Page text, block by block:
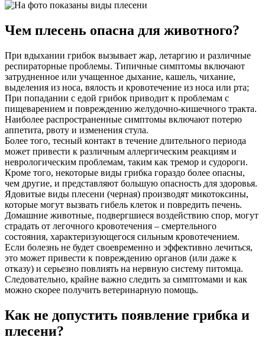
Чем плесень опасна для животного?
При вдыхании грибок вызывает жар, летаргию и различные
респираторные проблемы. Типичные симптомы включают
затрудненное или учащенное дыхание, кашель, чихание,
выделения из носа, вялость и кровотечение из носа или рта;
При попадании с едой грибок приводит к проблемам с
пищеварением и повреждению желудочно-кишечного тракта.
Наиболее распространенные симптомы включают потерю
аппетита, рвоту и изменения стула.
Более того, тесный контакт в течение длительного периода
может привести к различным аллергическим реакциям и
неврологическим проблемам, таким как тремор и судороги.
Кроме того, некоторые виды грибка гораздо более опасны,
чем другие, и представляют большую опасность для здоровья.
Ядовитые виды плесени (черная) производят микотоксины,
которые могут вызвать гибель клеток и повредить печень.
Домашние животные, подвергшиеся воздействию спор, могут
страдать от легочного кровотечения – смертельного
состояния, характеризующегося сильным кровотечением.
Если болезнь не будет своевременно и эффективно лечиться,
это может привести к повреждению органов (или даже к
отказу) и серьезно повлиять на нервную систему питомца.
Следовательно, крайне важно следить за симптомами и как
можно скорее получить ветеринарную помощь.
Как не допустить появление грибка и
плесени?